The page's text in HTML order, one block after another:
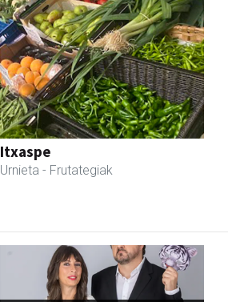
Itxaspe
Urnieta - Frutategiak